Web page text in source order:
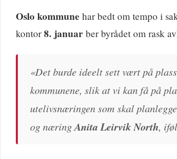
Oslo kommune har bedt om tempo i
kontor8. januar ber byrådet om rask
«Det burde ideelt sett vært på
kommunene, slik at vi kan få på
utelivsnæringen som skal
og næringAnita Leirvik North,